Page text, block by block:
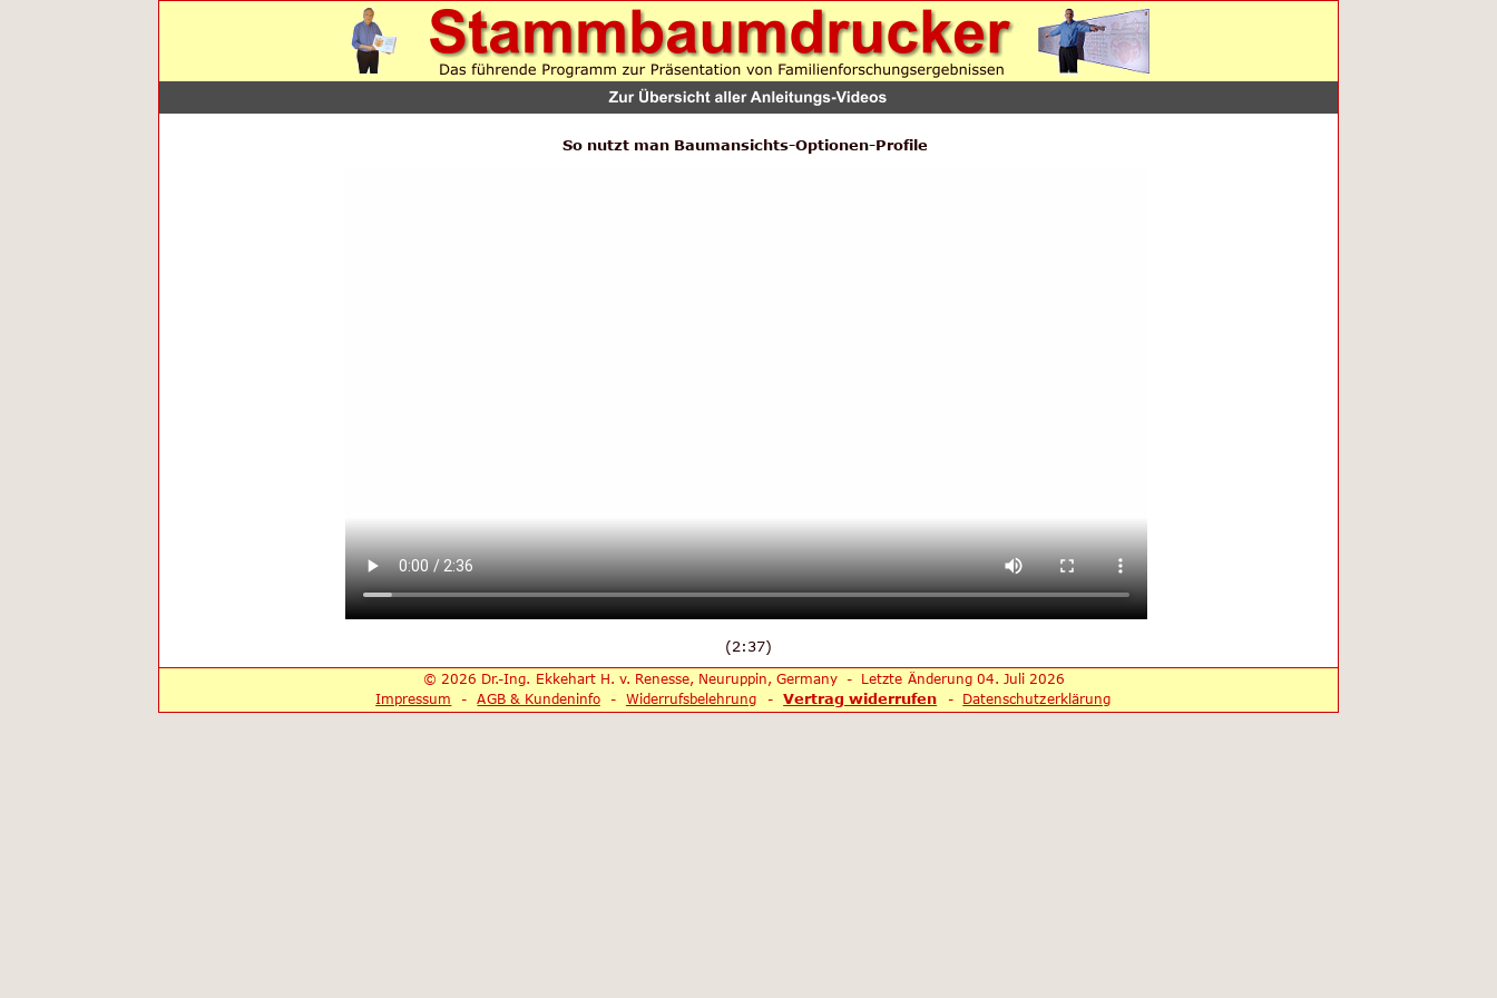
© 2026 Dr.-Ing. Ekkehart H. v. Renesse, Neuruppin, Germany  -  Letzte Änderung 04. Juli 2026
Impressum
  -
AGB & Kundeninfo
  -
Widerrufsbelehrung
  -
Vertrag widerrufen
  -
Datenschutzerklärung
So nutzt man Baumansichts-Optionen-Profile
(2:37)